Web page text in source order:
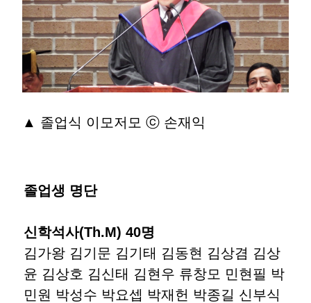
▲ 졸업식 이모저모 ⓒ 손재익
졸업생 명단
신학석사(Th.M) 40명
김가왕 김기문 김기태 김동현 김상겸 김상
윤 김상호 김신태 김현우 류창모 민현필 박
민원 박성수 박요셉 박재헌 박종길 신부식